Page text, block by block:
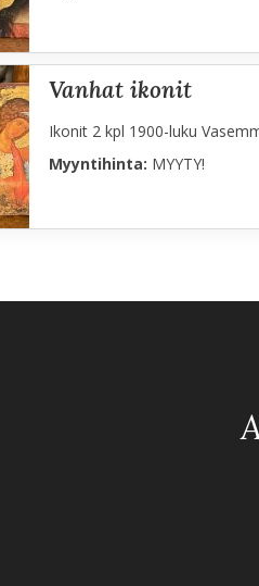
vanhat ikonit
Ikonit 2 kpl 1900-luku
Myyntihinta: MYYTY!